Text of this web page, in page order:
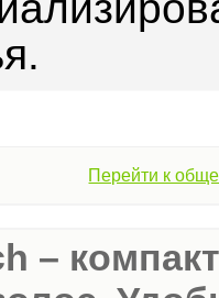
Перейти к
–